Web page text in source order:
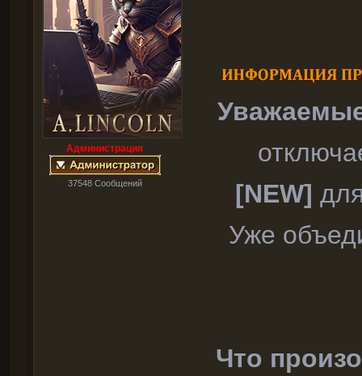
Администрация
37548 Cообщений
[NEW]
Уже
Что